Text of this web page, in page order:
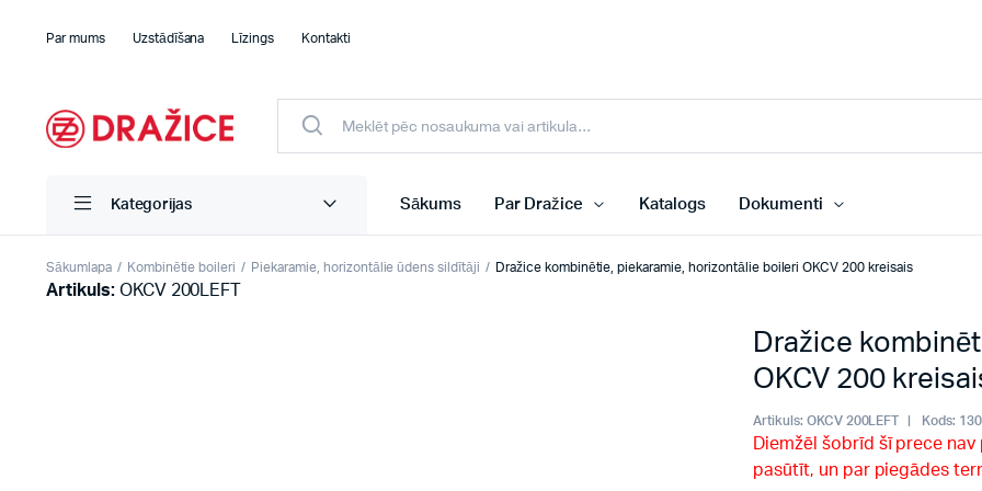
Par mums Uzstādīšana Līzings Kontakti
Kategorijas Sākums Par Dražice Katalogs Dokumenti
Sākumlapa Kombinētie boileri Piekaramie, horizontālie ūdens sildītāji Dražice kombinētie, piekaramie, horizontālie boileri OKCV 200 kreisais
Artikuls:OKCV 200LEFT
Dražice
OKCV 200
Artikuls: OKCV 200LEFT Kods:
Diemžēl šobrīd šī prece
pasūtīt, un par piegādes